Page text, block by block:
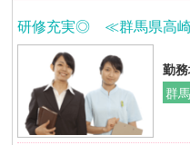
研修充実◎ ≪群馬県高崎
勤務
群